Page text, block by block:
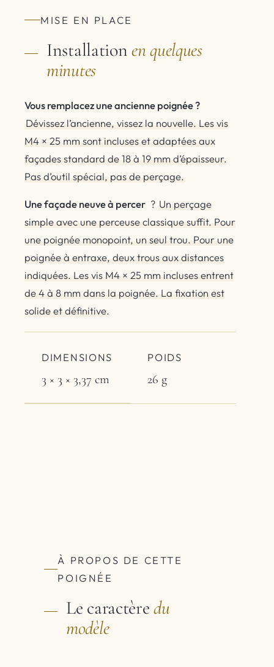
MISE EN PLACE
Installationen quelques
minutes
Vous remplacez une ancienne poignée ?
Dévissez l’ancienne, vissez la nouvelle. Les vis
M4 × 25 mm sont incluses et adaptées aux
façades standard de 18 à 19 mm d’épaisseur.
Pas d’outil spécial, pas de perçage.
Une façade neuve à percer ? Un perçage
simple avec une perceuse classique suffit. Pour
une poignée monopoint, un seul trou. Pour une
poignée à entraxe, deux trous aux distances
indiquées. Les vis M4 × 25 mm incluses entrent
de 4 à 8 mm dans la poignée. La fixation est
solide et définitive.
DIMENSIONS
3 × 3 × 3,37 cm
POIDS
26 g
À PROPOS DE CETTE
POIGNÉE
Le caractèredu
modèle